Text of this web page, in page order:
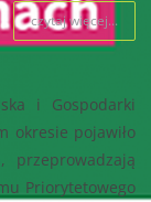
czytaj więcej...
i Gospodarki
okresie pojawiło
Priorytetowego